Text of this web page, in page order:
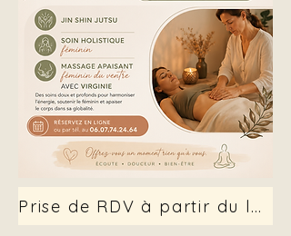
Prise de RDV à partir du lundi 14 sept.